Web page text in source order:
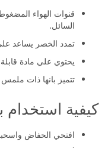
السائل.
تمدد الخصر يساعد
يحتوي علي مادة
تتميز بانها ذات
كيفية استخدام
افتحي الحفاض